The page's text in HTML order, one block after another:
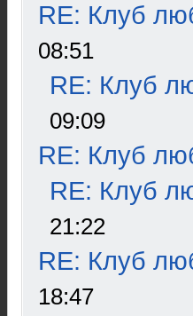
RE: Клуб
08:51
RE: Клуб
09:09
RE: Клуб
RE: Клуб
21:22
RE: Клуб
18:47